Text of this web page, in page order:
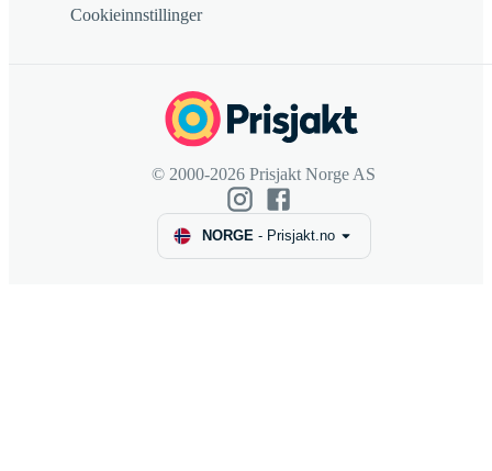
Cookieinnstillinger
© 2000-2026 Prisjakt Norge AS
NORGE- Prisjakt.no